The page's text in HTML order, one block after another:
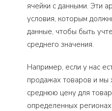
ячейки с данными. Эти
условия, которым
данные, чтобы быть
среднего значения.
Например, если у нас
продажах товаров и мы
среднюю цену для
определенных